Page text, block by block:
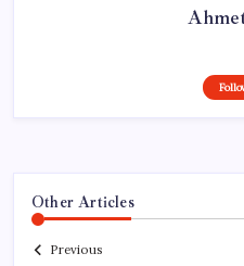
Other Articles
Previous